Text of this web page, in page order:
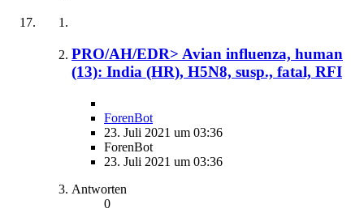
PRO/AH/EDR> Avian influenza, human
(13): India (HR), H5N8, susp., fatal, RFI
ForenBot
23. Juli 2021 um 03:36
ForenBot
23. Juli 2021 um 03:36
Antworten
0